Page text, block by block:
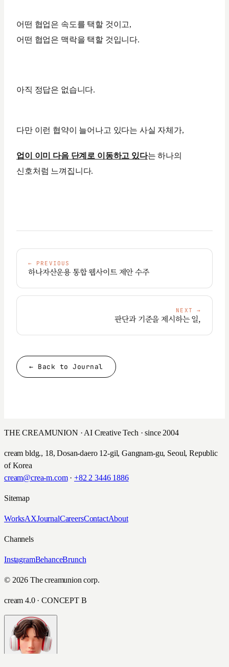
어떤 협업은 속도를 택할 것이고,
어떤 협업은 맥락을 택할 것입니다.
아직 정답은 없습니다.
다만 이런 협약이 늘어나고 있다는 사실 자체가,
업이 이미 다음 단계로 이동하고 있다는 하나의
신호처럼 느껴집니다.
← PREVIOUS
하나자산운용 통합 웹사이트 제안 수주
NEXT →
판단과 기준을 제시하는 일,
← Back to Journal
THE CREAMUNION · AI Creative Tech · since 2004
cream bldg., 18, Dosan-daero 12-gil, Gangnam-gu, Seoul, Republic
of Korea
cream@crea-m.com· +82 2 3446 1886
Sitemap
WorksAXJournalCareersContactAbout
Channels
InstagramBehanceBrunch
© 2026 The creamunion corp.
cream 4.0 · CONCEPT B